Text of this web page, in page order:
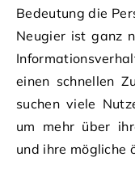
Bedeutung die
Neugier ist ganz
einen schnellen
suchen viele
um mehr über
und ihre mögliche